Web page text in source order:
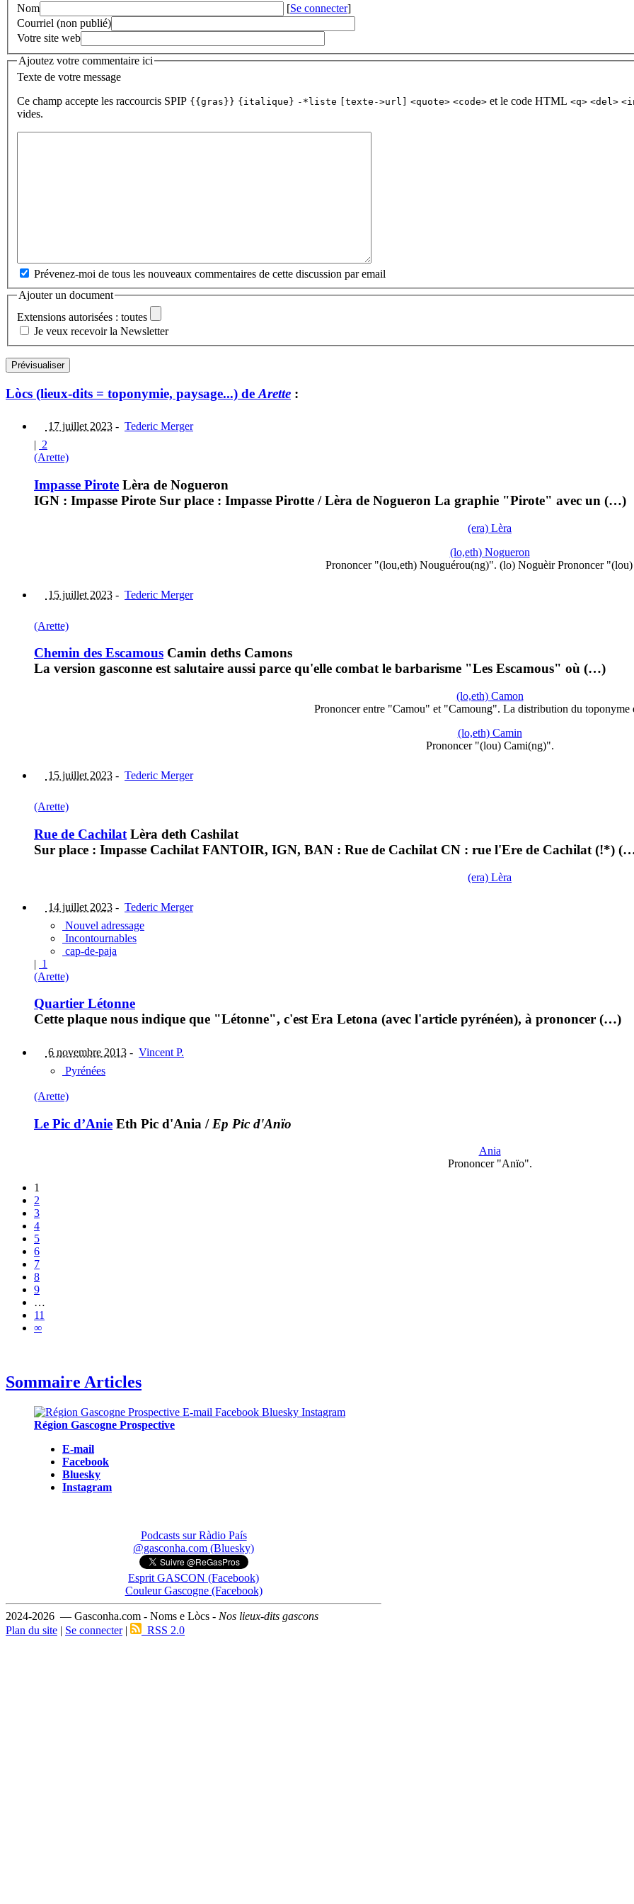
Nom [Se connecter]
Courriel (non publié)
Votre site web
Ajoutez votre commentaire ici
Texte de votre message
Ce champ accepte les raccourcis SPIP {{gras}} {italique} -*liste [texte->url] <quote> <code> et le code HTML <q> <del>
vides.
Prévenez-moi de tous les nouveaux commentaires de cette discussion par email
Ajouter un document
Extensions autorisées : toutes
Je veux recevoir la Newsletter
Lòcs (lieux-dits = toponymie, paysage...) de Arette :
17 juillet 2023 - Tederic Merger
| 2
(Arette)
Impasse Pirote Lèra de Nogueron
IGN : Impasse Pirote Sur place : Impasse Pirotte / Lèra de Nogueron La graphie "Pirote" avec un (…)
(era) Lèra
(lo,eth) Nogueron
Prononcer "(lou,eth) Nouguérou(ng)". (lo) Noguèir Prononcer
15 juillet 2023 - Tederic Merger
(Arette)
Chemin des Escamous Camin deths Camons
La version gasconne est salutaire aussi parce qu'elle combat le barbarisme "Les Escamous" où (…)
(lo,eth) Camon
Prononcer entre "Camou" et "Camoung". La distribution du
(lo,eth) Camin
Prononcer "(lou) Cami(ng)".
15 juillet 2023 - Tederic Merger
(Arette)
Rue de Cachilat Lèra deth Cashilat
Sur place : Impasse Cachilat FANTOIR, IGN, BAN : Rue de Cachilat CN : rue l'Ere de Cachilat (!*)
(era) Lèra
14 juillet 2023 - Tederic Merger
Nouvel adressage
Incontournables
cap-de-paja
| 1
(Arette)
Quartier Létonne
Cette plaque nous indique que "Létonne", c'est Era Letona (avec l'article pyrénéen), à prononcer (…)
6 novembre 2013 - Vincent P.
Pyrénées
(Arette)
Le Pic d’Anie Eth Pic d'Ania / Ep Pic d'Anïo
Ania
Prononcer "Anïo".
1
2
3
4
5
6
7
8
9
…
11
∞
Sommaire Articles
Région Gascogne Prospective
E-mail
Facebook
Bluesky
Instagram
Podcasts sur Ràdio País
@gasconha.com (Bluesky)
Esprit GASCON (Facebook)
Couleur Gascogne (Facebook)
2024-2026 — Gasconha.com - Noms e Lòcs - Nos lieux-dits gascons
Plan du site | Se connecter| RSS 2.0